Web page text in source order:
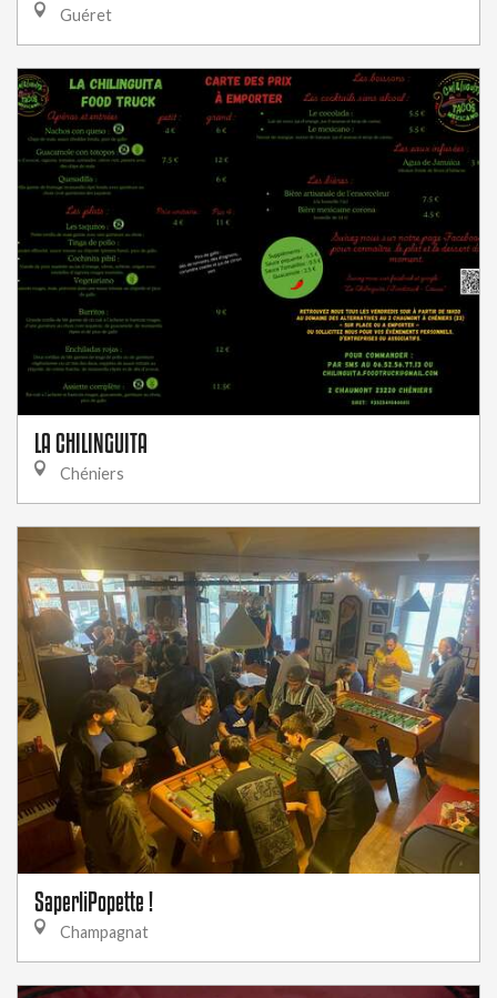
Guéret
LA CHILINGUITA
Chéniers
SaperliPopette !
Champagnat